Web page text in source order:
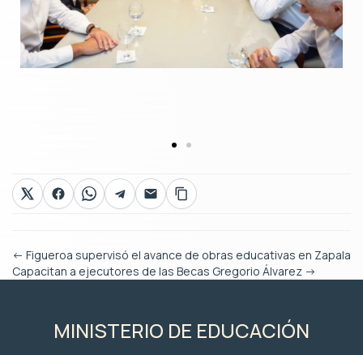
← Figueroa supervisó el avance de obras educativas en Zapala
Capacitan a ejecutores de las Becas Gregorio Álvarez →
MINISTERIO DE EDUCACIÓN